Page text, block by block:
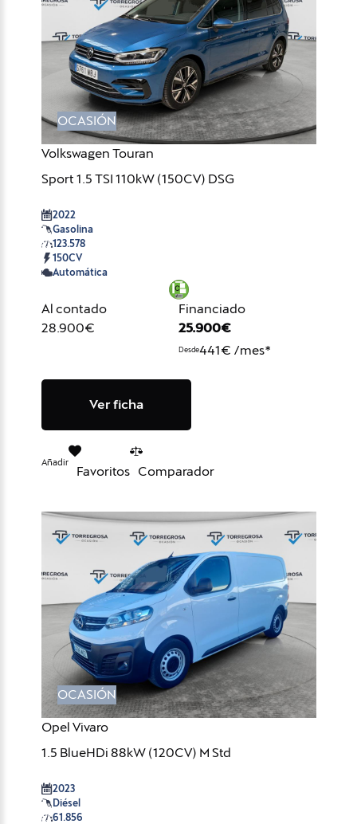
OCASIÓN
Volkswagen Touran
Sport 1.5 TSI 110kW (150CV) DSG
2022
Gasolina
123.578
150CV
Automática
Al contado
28.900€
Financiado
25.900€
Desde441€ /mes*
Ver ficha
Añadir
Favoritos Comparador
OCASIÓN
Opel Vivaro
1.5 BlueHDi 88kW (120CV) M Std
2023
Diésel
61.856